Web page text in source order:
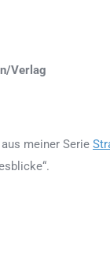
Verlag
meiner Serie